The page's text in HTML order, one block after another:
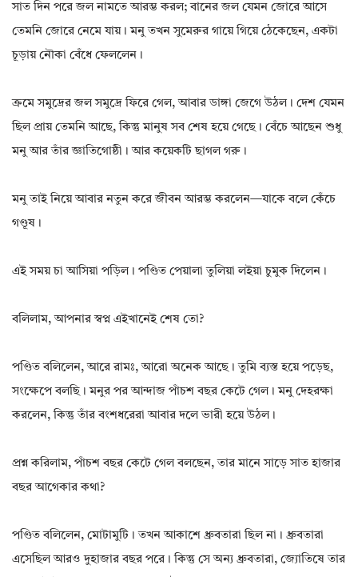
সাত দিন পরে জল নামতে আরম্ভ করল; বানের জল যেমন জোরে আসে
তেমনি জোরে নেমে যায়। মনু তখন সুমেরুর গায়ে গিয়ে ঠেকেছেন, একটা
চূড়ায় নৌকা বেঁধে ফেললেন।
ক্রমে সমুদ্রের জল সমুদ্রে ফিরে গেল, আবার ডাঙ্গা জেগে উঠল। দেশ যেমন
ছিল প্রায় তেমনি আছে, কিন্তু মানুষ সব শেষ হয়ে গেছে। বেঁচে আছেন শুধু
মনু আর তাঁর জ্ঞাতিগোষ্ঠী। আর কয়েকটি ছাগল গরু।
মনু তাই নিয়ে আবার নতুন করে জীবন আরম্ভ করলেন—যাকে বলে কেঁচে
গণ্ডূষ।
এই সময় চা আসিয়া পড়িল। পণ্ডিত পেয়ালা তুলিয়া লইয়া চুমুক দিলেন।
বলিলাম, আপনার স্বপ্ন এইখানেই শেষ তো?
পণ্ডিত বলিলেন, আরে রামঃ, আরো অনেক আছে। তুমি ব্যস্ত হয়ে পড়েছ,
সংক্ষেপে বলছি। মনুর পর আন্দাজ পাঁচশ বছর কেটে গেল। মনু দেহরক্ষা
করলেন, কিন্তু তাঁর বংশধরেরা আবার দলে ভারী হয়ে উঠল।
প্রশ্ন করিলাম, পাঁচশ বছর কেটে গেল বলছেন, তার মানে সাড়ে সাত হাজার
বছর আগেকার কথা?
পণ্ডিত বলিলেন, মোটামুটি। তখন আকাশে ধ্রুবতারা ছিল না। ধ্রুবতারা
এসেছিল আরও দুহাজার বছর পরে। কিন্তু সে অন্য ধ্রুবতারা, জ্যোতিষে তার